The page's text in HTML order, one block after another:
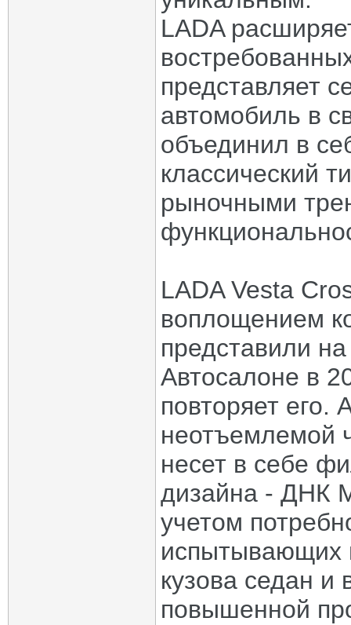
LADA
представляет
автомобиль в
объединил в
классический
рыночными
LADA Vesta
воплощением
представили
Автосалоне в
повторяет его.
неотъемлемой
несет в себе
дизайна - ДНК
учетом
испытывающих
кузова седан и
повышенной